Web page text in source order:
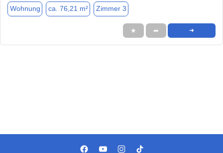
Wohnung ca. 76,21 m² Zimmer 3
★ ➦ ➜